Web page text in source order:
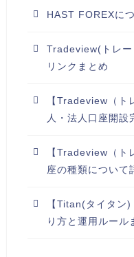
HAST FOREXに
Tradeview(トレー
リンクまとめ
【Tradeview（ト
人・法人口座開設
【Tradeview（ト
座の種類について
【Titan(タイタン
り方と運用ルール